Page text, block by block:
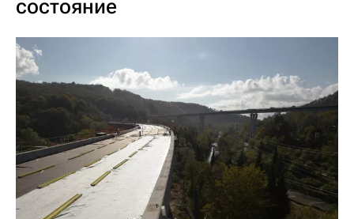
состояние